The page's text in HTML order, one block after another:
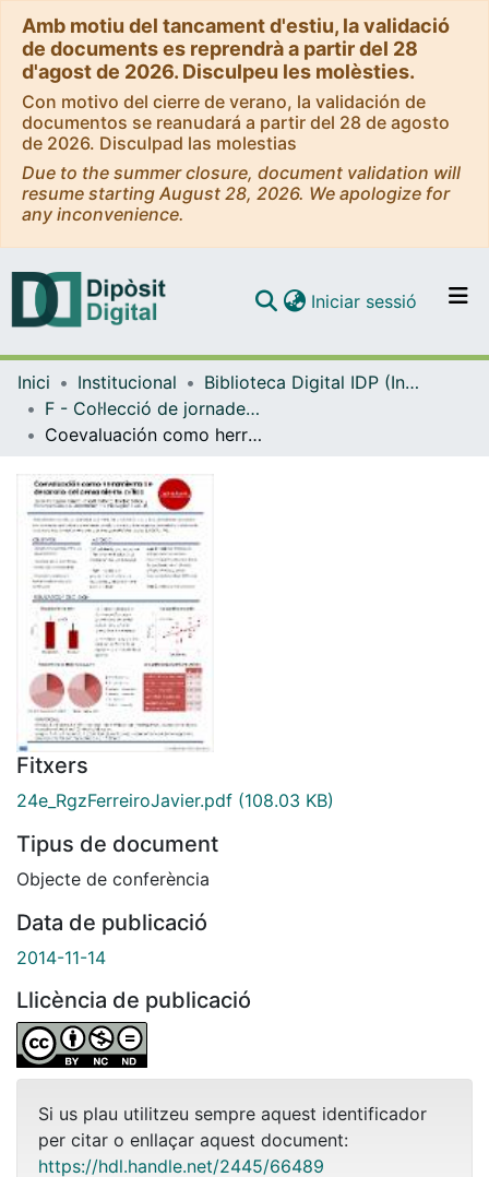
Amb motiu del tancament d'estiu, la validació
de documents es reprendrà a partir del 28
d'agost de 2026. Disculpeu les molèsties.
Con motivo del cierre de verano, la validación de
documentos se reanudará a partir del 28 de agosto
de 2026. Disculpad las molestias
Due to the summer closure, document validation will
resume starting August 28, 2026. We apologize for
any inconvenience.
Navega per tot el DD
Iniciar sessió (current)
Inici Institucional
Biblioteca Digital IDP (Institut de Desenvolupament Professional)
F - Col·lecció de jornades, congressos i simposis (IDP)
Coevaluación como herramienta de desarrollo del pensamiento crítico
Fitxers
24e_RgzFerreiroJavier.pdf (108.03 KB)
Tipus de document
Objecte de conferència
Data de publicació
2014-11-14
Llicència de publicació
Si us plau utilitzeu sempre aquest identificador
per citar o enllaçar aquest document:
https://hdl.handle.net/2445/66489